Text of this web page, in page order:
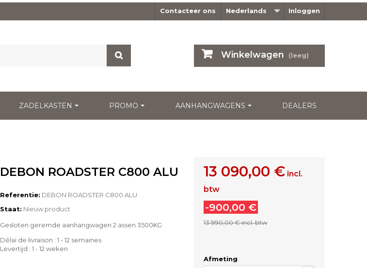
Inloggen
Nederlands
Contacteer ons
Winkelwagen (leeg)
ZADELKASTEN PROMO AANHANGWAGENS DEALERS
DEBON ROADSTER C800 ALU
Referentie: DEBON ROADSTER C800 ALU
Staat: Nieuw product
Gesloten geremde aanhangwagen 2 assen 3500KG
Délai de livraison : 1 - 12 semaines
Levertijd : 1 - 12 weken
13 090,00 €incl.
btw
-900,00 €
13 990,00 €incl. btw
Afmeting